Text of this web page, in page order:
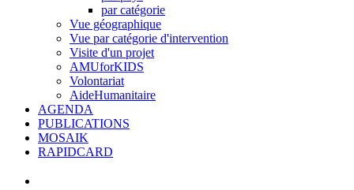
par catégorie
Vue géographique
Vue par catégorie d'intervention
Visite d'un projet
AMUforKIDS
Volontariat
AideHumanitaire
AGENDA
PUBLICATIONS
MOSAIK
RAPIDCARD